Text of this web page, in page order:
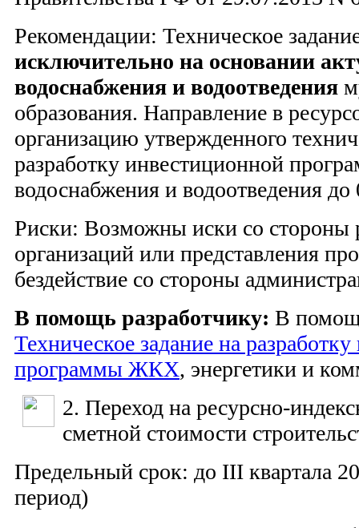
Рекомендации: Техническое
исключительно на основании
водоснабжения и водоотведения
образования. Направление в
организацию утвержденного
разработку инвестиционной
водоснабжения и водоотведения до
Риски: Возможны иски со стороны
организаций или представления
бездействие со стороны
В помощь разработчику: В
Техническое задание на
программы ЖКХ, энергетики и
2. Переход на ресурсно-
сметной стоимости
Предельный срок: до III квартала
период)